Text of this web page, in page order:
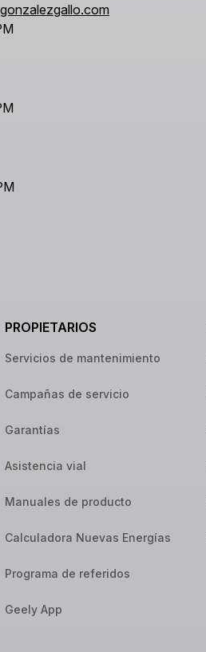
PROPIETARIOS
Servicios de mantenimiento
Campañas de servicio
Garantías
Asistencia vial
Manuales de producto
Calculadora Nuevas Energías
Programa de referidos
Geely App